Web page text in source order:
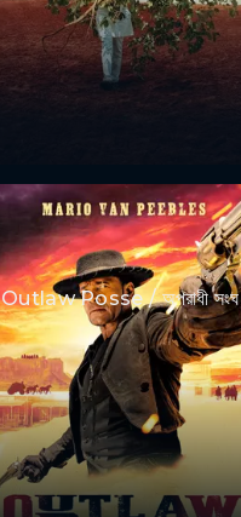
Outlaw Posse / অপরাধী সংঘ